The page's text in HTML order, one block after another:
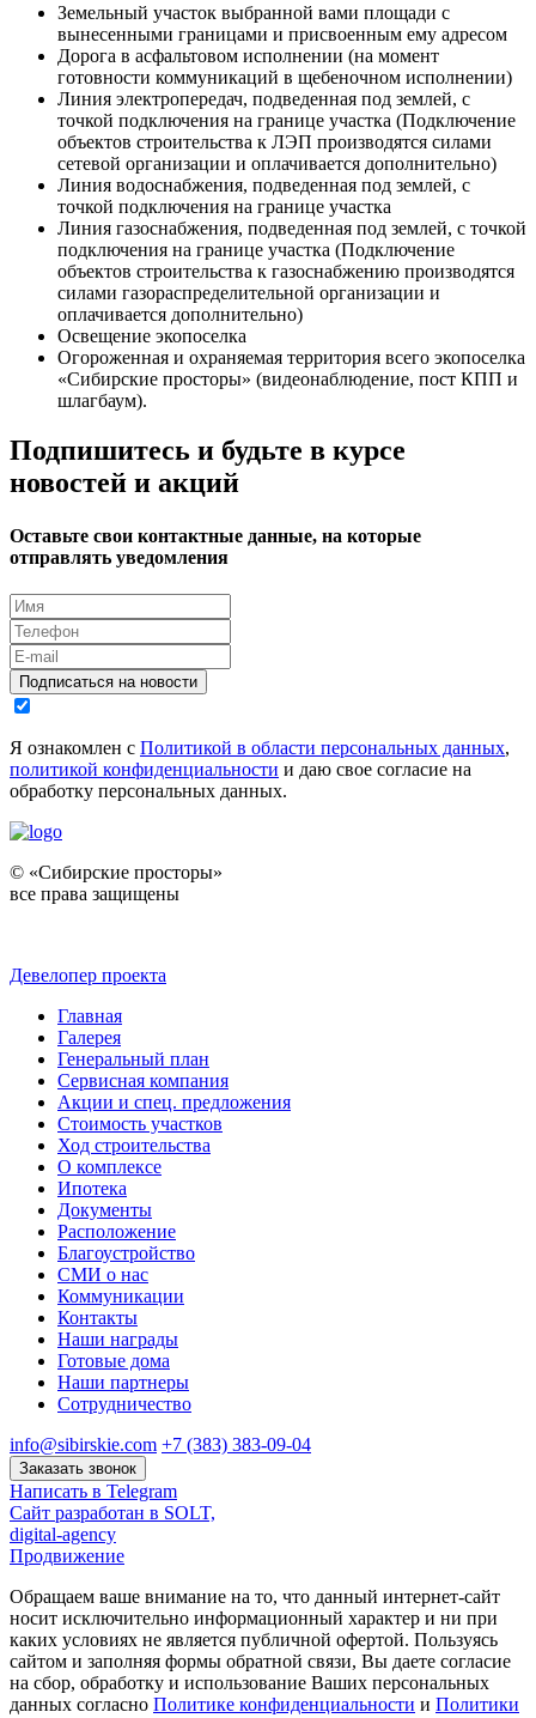
Земельный участок выбранной вами площади с
вынесенными границами и присвоенным ему адресом
Дорога в асфальтовом исполнении (на момент
готовности коммуникаций в щебеночном исполнении)
Линия электропередач, подведенная под землей, с
точкой подключения на границе участка (Подключение
объектов строительства к ЛЭП производятся силами
сетевой организации и оплачивается дополнительно)
Линия водоснабжения, подведенная под землей, с
точкой подключения на границе участка
Линия газоснабжения, подведенная под землей, с точкой
подключения на границе участка (Подключение
объектов строительства к газоснабжению производятся
силами газораспределительной организации и
оплачивается дополнительно)
Освещение экопоселка
Огороженная и охраняемая территория всего экопоселка
«Сибирские просторы» (видеонаблюдение, пост КПП и
шлагбаум).
Подпишитесь и будьте в курсе
новостей и акций
Оставьте свои контактные данные, на которые
отправлять уведомления
Подписаться на новости
Я ознакомлен с Политикой в области персональных данных,
политикой конфиденциальности и даю свое согласие на
обработку персональных данных.
© «Сибирские просторы»
все права защищены
Девелопер проекта
Главная
Галерея
Генеральный план
Сервисная компания
Акции и спец. предложения
Стоимость участков
Ход строительства
О комплексе
Ипотека
Документы
Расположение
Благоустройство
СМИ о нас
Коммуникации
Контакты
Наши награды
Готовые дома
Наши партнеры
Сотрудничество
info@sibirskie.com +7 (383) 383-09-04
Заказать звонок
Написать в Telegram
Сайт разработан в SOLT,
digital-agency
Продвижение
Обращаем ваше внимание на то, что данный интернет-сайт
носит исключительно информационный характер и ни при
каких условиях не является публичной офертой. Пользуясь
сайтом и заполняя формы обратной связи, Вы даете согласие
на сбор, обработку и использование Ваших персональных
данных согласно Политике конфиденциальности и Политики